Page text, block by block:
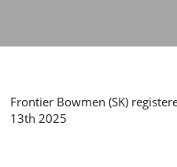
Frontier Bowmen (SK)
13th 2025